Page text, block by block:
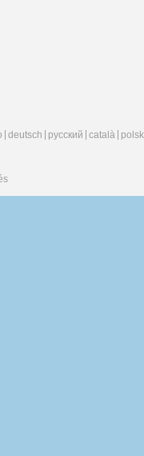
deutsch русский català